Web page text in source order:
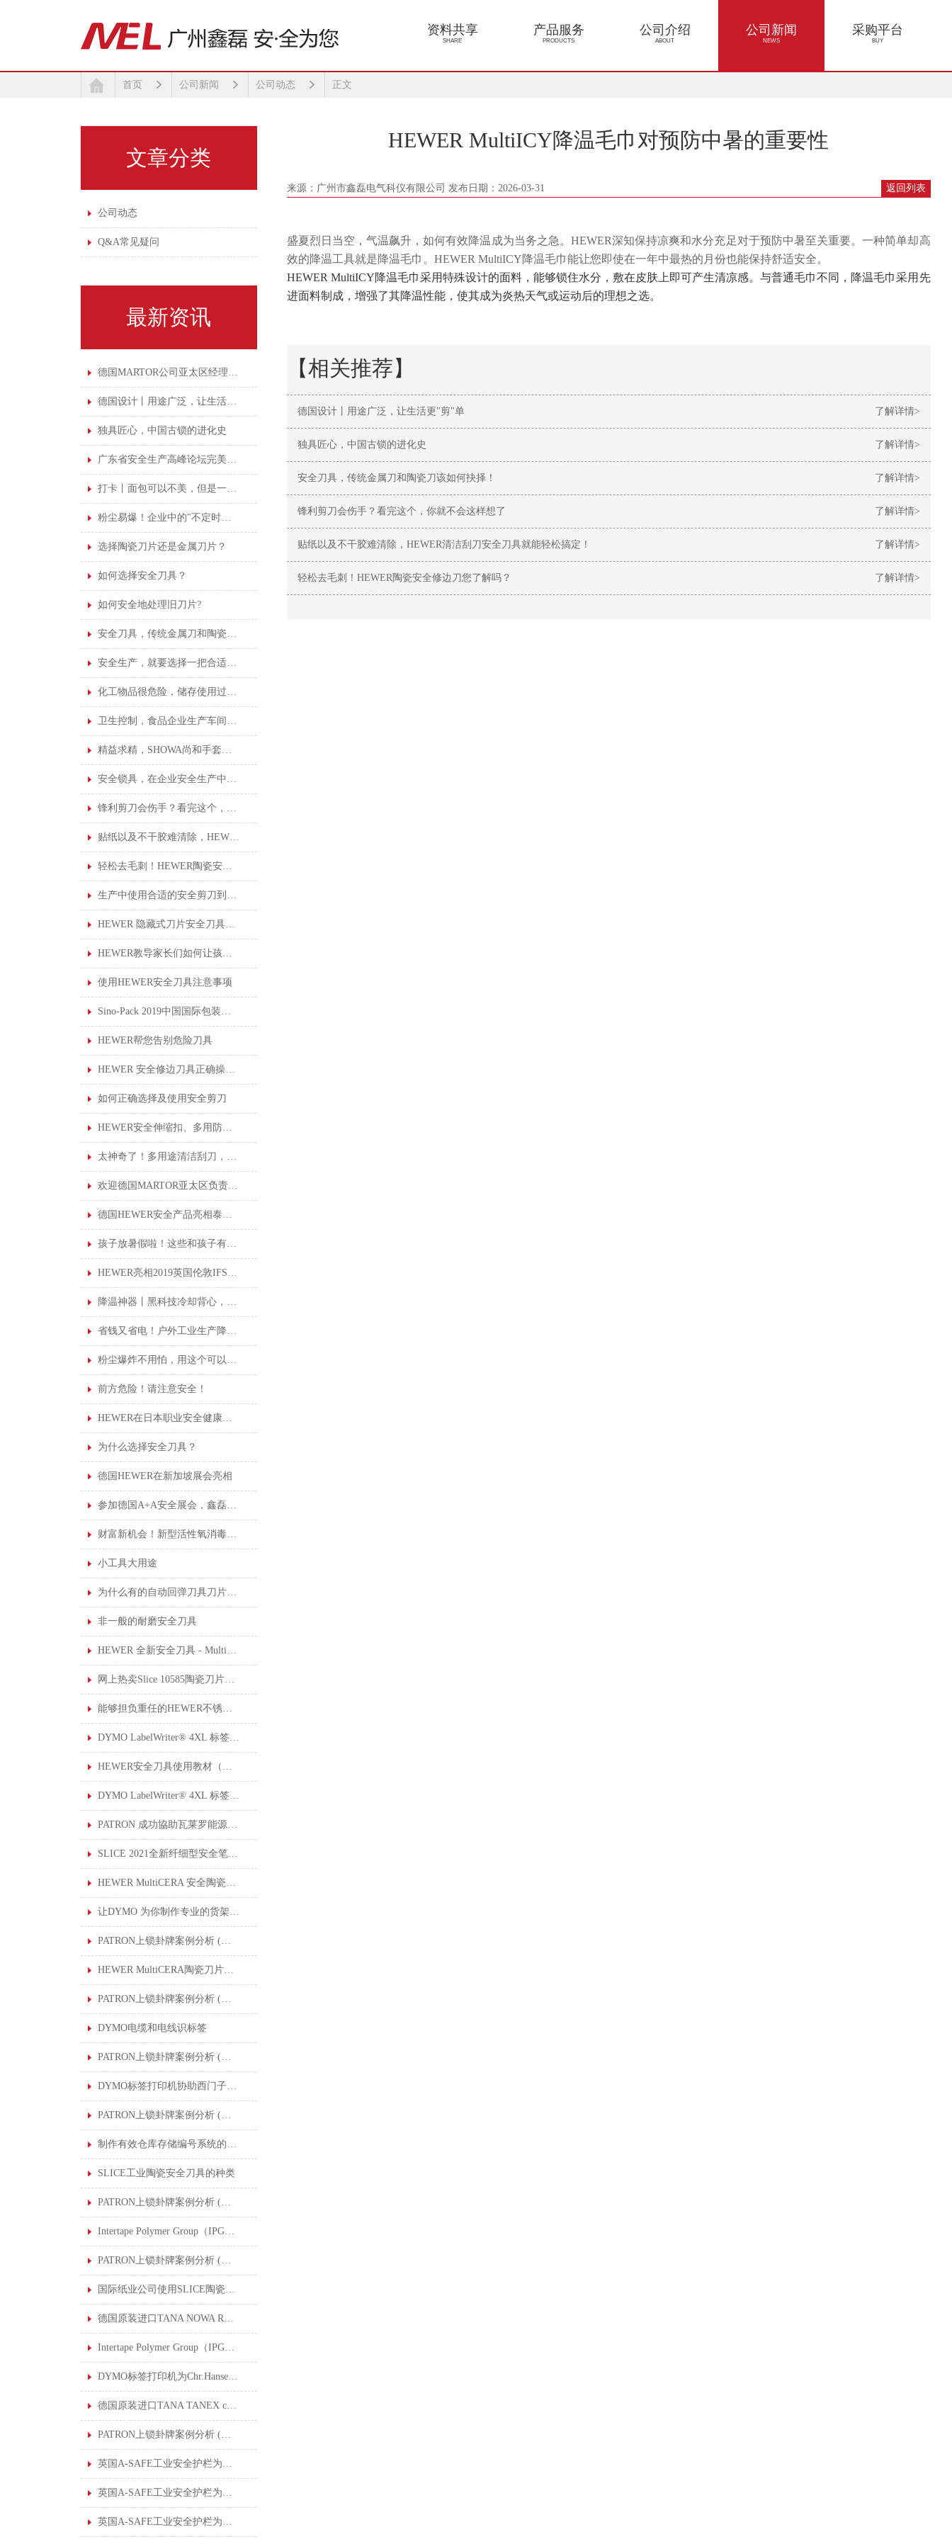
资料共享
SHARE
产品服务
PRODUCTS
公司介绍
ABOUT
公司新闻
NEWS
采购平台
BUY
首页 公司新闻 公司动态 正文
文章分类
公司动态
Q&A常见疑问
最新资讯
德国MARTOR公司亚太区经理亲临广州鑫磊培训
德国设计丨用途广泛，让生活更"剪"单
独具匠心，中国古锁的进化史
广东省安全生产高峰论坛完美落幕，安全意识永不落幕
打卡丨面包可以不美，但是一定要干净
粉尘易爆！企业中的"不定时炸弹"！
选择陶瓷刀片还是金属刀片？
如何选择安全刀具？
如何安全地处理旧刀片?
安全刀具，传统金属刀和陶瓷刀该如何抉择！
安全生产，就要选择一把合适的安全刀具
化工物品很危险，储存使用过程很重要！
卫生控制，食品企业生产车间的基本卫生标准！
精益求精，SHOWA尚和手套给您更好的操作保护
安全锁具，在企业安全生产中占着不可或缺的地位
锋利剪刀会伤手？看完这个，你就不会这样想了
贴纸以及不干胶难清除，HEWER清洁刮刀安全刀具就能轻松搞定！
轻松去毛刺！HEWER陶瓷安全修边刀您了解吗？
生产中使用合适的安全剪刀到底有多重要？看完这个就知道了
HEWER 隐藏式刀片安全刀具的优点
HEWER教导家长们如何让孩子使用安全剪刀
使用HEWER安全刀具注意事项
Sino-Pack 2019中国国际包装展会，德国HEWER新产品首亮相
HEWER帮您告别危险刀具
HEWER 安全修边刀具正确操作说明
如何正确选择及使用安全剪刀
HEWER安全伸缩扣、多用防丢伸缩扣
太神奇了！多用途清洁刮刀，轻松刮走黏胶垢
欢迎德国MARTOR亚太区负责人莅临我司进行产品培训
德国HEWER安全产品亮相泰国职业安全健康会议，为泰国企业提供一站式服务！
孩子放暑假啦！这些和孩子有关的“安全贴士”你知道吗？
HEWER亮相2019英国伦敦IFSEC安防展览会
降温神器丨黑科技冷却背心，高温作业可持续凉爽
省钱又省电！户外工业生产降温加水凉风机！
粉尘爆炸不用怕，用这个可以安心上班！
前方危险！请注意安全！
HEWER在日本职业安全健康展览会
为什么选择安全刀具？
德国HEWER在新加坡展会亮相
参加德国A+A安全展会，鑫磊受益良多
财富新机会！新型活性氧消毒剂诚邀您的加盟。
小工具大用途
为什么有的自动回弹刀具刀片伸出来的长度设计可调节？
非一般的耐磨安全刀具
HEWER 全新安全刀具 - MultiSAFE HK-2200
网上热卖Slice 10585陶瓷刀片安全小刀
能够担负重任的HEWER不锈钢厨房剪刀
DYMO LabelWriter® 4XL 标签打印机
HEWER安全刀具使用教材（一）: 使用安全刀具的 6 个安全提示
DYMO LabelWriter® 4XL 标签打印机于工作环境中的应用
PATRON 成功協助瓦莱罗能源公司制定上锁挂牌系统
SLICE 2021全新纤细型安全笔刀10475和10476现已上架。
HEWER MultiCERA 安全陶瓷修边刀
让DYMO 为你制作专业的货架标签
PATRON上锁卦牌案例分析 (一) : 清洁印刷机滚筒
HEWER MultiCERA陶瓷刀片提高了各行业的切割应用
PATRON上锁卦牌案例分析 (二) : 生产汽车零部件中进行润滑作业的机器人
DYMO电缆和电线识标签
PATRON上锁卦牌案例分析 (二) : 生产汽车零部件中进行润滑作业的机器人
DYMO标签打印机协助西门子在全球工厂制作标准化标签
PATRON上锁卦牌案例分析 (三) : 更换氮压容器密封件
制作有效仓库存储编号系统的DYMO条形码
SLICE工业陶瓷安全刀具的种类
PATRON上锁卦牌案例分析 (四) : 多个能量控制程序
Intertape Polymer Group（IPG）公司使用SLICE陶瓷刀片安全刀具后，创30年来理想的安全记录
PATRON上锁卦牌案例分析 (五) : 酸水管道修复
国际纸业公司使用SLICE陶瓷刀片安全刀具打造公司的安全文化
德国原装进口TANA NOWA RHE 720特耐工业用烟渍泡膜清洁剂
Intertape Polymer Group（IPG）公司使用SLICE陶瓷刀片安全刀具后，创30年来理想的安全记录
DYMO标签打印机为Chr.Hansen标签数字化转型
德国原装进口TANA TANEX ceram 特耐工业用陶瓷砖专用清洁剂
PATRON上锁卦牌案例分析 (六) : 钢厂准备挤压车维修
英国A-SAFE工业安全护栏为大型仓库创建安全工作环境
英国A-SAFE工业安全护栏为雀巢食品公司解决安全隔离及控制行人流量的问题
英国A-SAFE工业安全护栏为日本丰田汽车制造厂制定行人保护解决方案
HEWER MultiICY降温毛巾对预防中暑的重要性
来源：广州市鑫磊电气科仪有限公司 发布日期：2026-03-31 返回列表
盛夏烈日当空，气温飙升，如何有效降温成为当务之急。 HEWER深知保持凉爽和水分充足对于预防中暑至关重要。一种简单却高
效的降温工具就是降温毛巾。 HEWER MultiICY降温毛巾能让您即使在一年中最热的月份也能保持舒适安全。
HEWER MultiICY降温毛巾采用特殊设计的面料，能够锁住水分，敷在皮肤上即可产生清凉感。与普通毛巾不同，降温毛巾采用先
进面料制成，增强了其降温性能，使其成为炎热天气或运动后的理想之选。
【相关推荐】
德国设计丨用途广泛，让生活更"剪"单 了解详情>
独具匠心，中国古锁的进化史 了解详情>
安全刀具，传统金属刀和陶瓷刀该如何抉择！ 了解详情>
锋利剪刀会伤手？看完这个，你就不会这样想了 了解详情>
贴纸以及不干胶难清除，HEWER清洁刮刀安全刀具就能轻松搞定！ 了解详情>
轻松去毛刺！HEWER陶瓷安全修边刀您了解吗？ 了解详情>